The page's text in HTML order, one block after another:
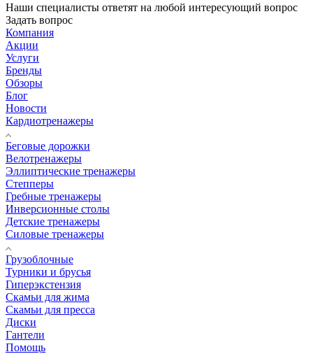
Наши специалисты ответят на любой интересующий вопрос
Задать вопрос
Компания
Акции
Услуги
Бренды
Обзоры
Блог
Новости
Кардиотренажеры
Беговые дорожки
Велотренажеры
Эллиптические тренажеры
Степперы
Гребные тренажеры
Инверсионные столы
Детские тренажеры
Силовые тренажеры
Грузоблочные
Турники и брусья
Гиперэкстензия
Скамьи для жима
Скамьи для пресса
Диски
Гантели
Помощь